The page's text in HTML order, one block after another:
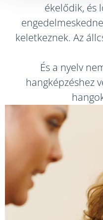
ékelődik, és
keletkeznek. Az
És a nyelv
hangképzéshez